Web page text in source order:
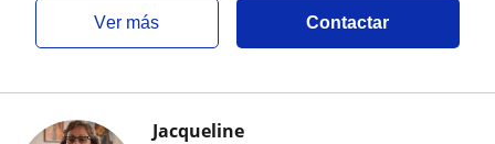
ver más Contactar
Jacqueline